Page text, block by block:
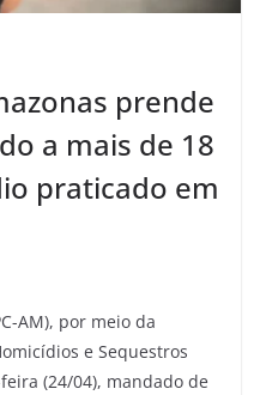
prende
a mais de 18
praticado em
AM), por meio da
e Sequestros
(24/04), mandado de